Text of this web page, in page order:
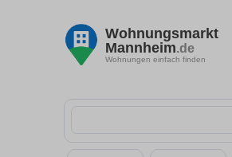
Wohnungsmarkt
Mannheim.de
Wohnungen einfach finden